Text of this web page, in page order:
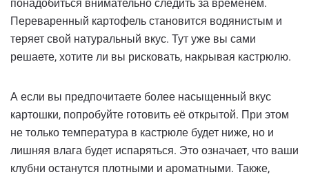
понадобиться внимательно следить за временем.
Переваренный картофель становится водянистым и
теряет свой натуральный вкус. Тут уже вы сами
решаете, хотите ли вы рисковать, накрывая кастрюлю.
А если вы предпочитаете более насыщенный вкус
картошки, попробуйте готовить её открытой. При этом
не только температура в кастрюле будет ниже, но и
лишняя влага будет испаряться. Это означает, что ваши
клубни останутся плотными и ароматными. Также,